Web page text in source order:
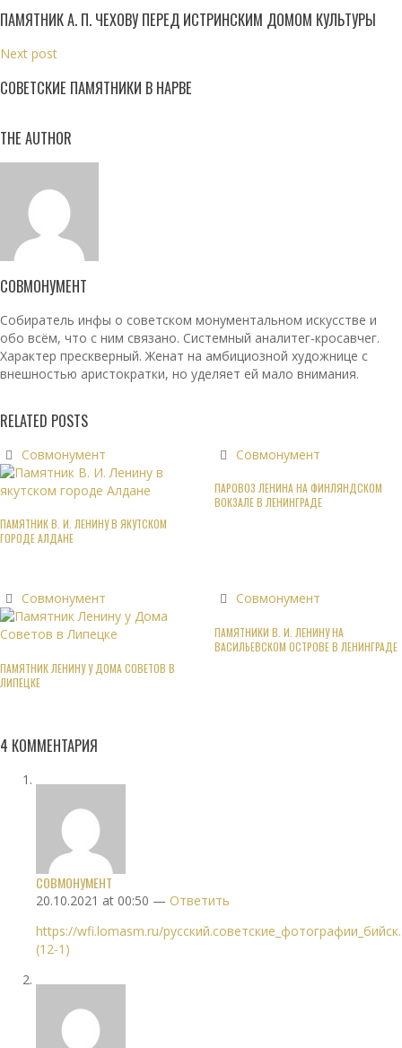
ПАМЯТНИК А. П. ЧЕХОВУ ПЕРЕД ИСТРИНСКИМ ДОМОМ КУЛЬТУРЫ
Next post
СОВЕТСКИЕ ПАМЯТНИКИ В НАРВЕ
THE AUTHOR
СОВМОНУМЕНТ
Собиратель инфы о советском монументальном искусстве и
обо всём, что с ним связано. Системный аналитег-кросавчег.
Характер прескверный. Женат на амбициозной художнице с
внешностью аристократки, но уделяет ей мало внимания.
RELATED POSTS
Совмонумент
ПАМЯТНИК В. И. ЛЕНИНУ В ЯКУТСКОМ
ГОРОДЕ АЛДАНЕ
Совмонумент
ПАРОВОЗ ЛЕНИНА НА ФИНЛЯНДСКОМ
ВОКЗАЛЕ В ЛЕНИНГРАДЕ
Совмонумент
ПАМЯТНИК ЛЕНИНУ У ДОМА СОВЕТОВ В
ЛИПЕЦКЕ
Совмонумент
ПАМЯТНИКИ В. И. ЛЕНИНУ НА
ВАСИЛЬЕВСКОМ ОСТРОВЕ В ЛЕНИНГРАДЕ
4 КОММЕНТАРИЯ
СОВМОНУМЕНТ
20.10.2021 at 00:50 — Ответить
https://wfi.lomasm.ru/русский.советские_фотографии_бийск.
(12-1)